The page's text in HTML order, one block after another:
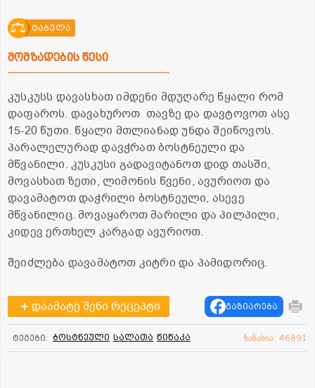
ტაბულა
მომზადების წესი
კუსკუსს დავასხათ იმდენი მდუღარე წყალი რომ
დაფაროს. დავახუროთ თავზე და დავტოვოთ ასე
15-20 წუთი. წყალი მთლიანად უნდა შეიწოვოს.
პარალელურად დავჭრათ ბოსტნეული და
მწვანილი. კუსკუსი გადავიტანოთ დიდ თასში,
მოვასხათ ზეთი, ლიმონის წვენი, ავურიოთ და
დავამატოთ დაჭრილი ბოსტნეული, ასევე
მწვანილიც. მოვაყაროთ მარილი და პილპილი,
კიდევ ერთხელ კარგად ავურიოთ.
შეიძლება დავამატოთ კიტრი და პამიდორიც.
დაამატე შენი რეცეპტი გაზიარება
ტეგები: ბოსტნეული სალათა წიწაკა ნანახია: 46891